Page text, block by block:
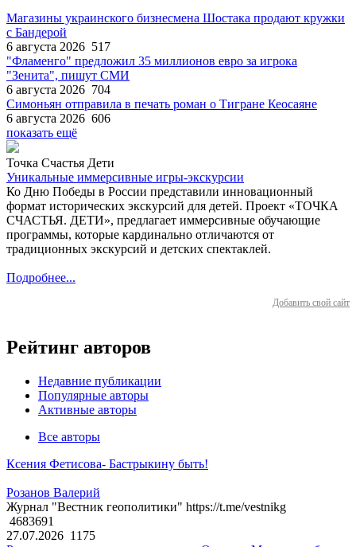
Магазины украинского бизнесмена Шостака продают кружки
с Бандерой
6 августа 2026 517
"Фламенго" предложил 35 миллионов евро за игрока
"Зенита", пишут СМИ
6 августа 2026 704
Симоньян отправила в печать роман о Тигране Кеосаяне
6 августа 2026 606
показать ещё
Точка Счастья Дети
Уникальные иммерсивные игры-экскурсии
Ко Дню Победы в России представили инновационный
формат исторических экскурсий для детей. Проект «ТОЧКА
СЧАСТЬЯ. ДЕТИ», предлагает иммерсивные обучающие
программы, которые кардинально отличаются от
традиционных экскурсий и детских спектаклей.
Подробнее...
Добавить свой сайт
Рейтинг авторов
Недавние публикации
Популярные авторы
Активные авторы
Все авторы
Ксения Фетисова- Бастрыкину быть!
Розанов Валерий
Журнал "Вестник геополитики" https://t.me/vestnikg
4683691
27.07.2026 1175